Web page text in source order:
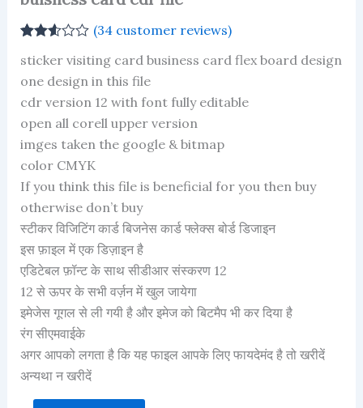
2.59
5
based
customer
ratings
(34 customer reviews)
sticker visiting card business card flex board design
one design in this file
cdr version 12 with font fully editable
open all corell upper version
imges taken the google & bitmap
color CMYK
If you think this file is beneficial for you then buy
otherwise don’t buy
स्टीकर विजिटिंग कार्ड बिजनेस कार्ड फ्लेक्स बोर्ड डिजाइन
इस फ़ाइल में एक डिज़ाइन है
एडिटेबल फ़ॉन्ट के साथ सीडीआर संस्करण 12
12 से ऊपर के सभी वर्ज़न में खुल जायेगा
इमेजेस गूगल से ली गयी है और इमेज को बिटमैप भी कर दिया है
रंग सीएमवाईके
अगर आपको लगता है कि यह फाइल आपके लिए फायदेमंद है तो खरीदें
अन्यथा न खरीदें